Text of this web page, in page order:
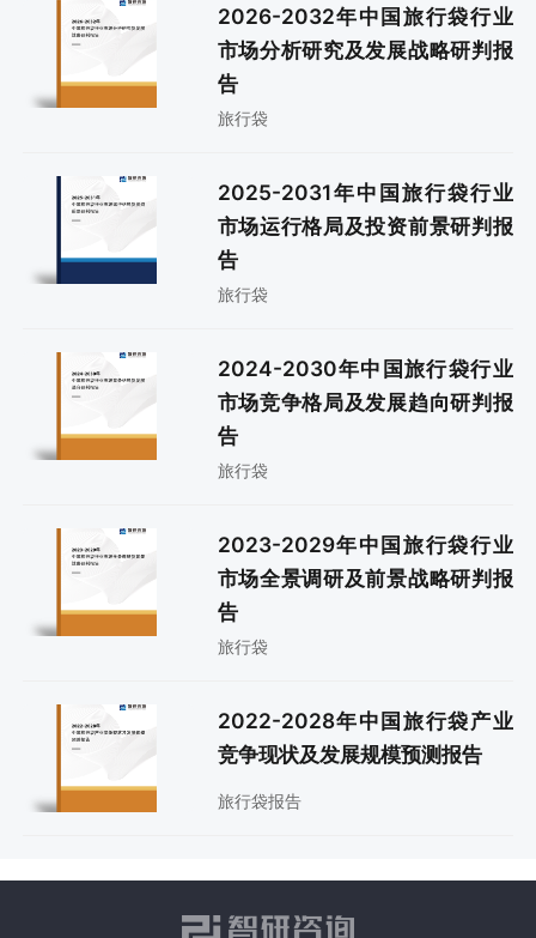
2026-2032年中国旅行袋行业
市场分析研究及发展战略研判报
告
旅行袋
2025-2031年中国旅行袋行业
市场运行格局及投资前景研判报
告
旅行袋
2024-2030年中国旅行袋行业
市场竞争格局及发展趋向研判报
告
旅行袋
2023-2029年中国旅行袋行业
市场全景调研及前景战略研判报
告
旅行袋
2022-2028年中国旅行袋产业
竞争现状及发展规模预测报告
旅行袋报告